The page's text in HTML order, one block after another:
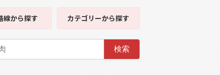
線から探す カテゴリーから探す
検索